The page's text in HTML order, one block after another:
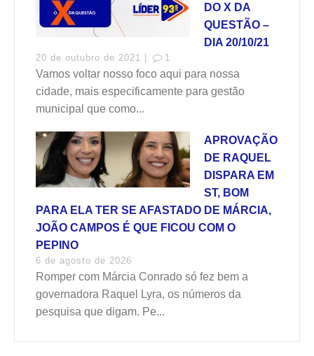
DO X DA
QUESTÃO –
DIA 20/10/21
20 de outubro de 2021 | 1
Vamos voltar nosso foco aqui para nossa
cidade, mais especificamente para gestão
municipal que como...
APROVAÇÃO
DE RAQUEL
DISPARA EM
ST, BOM
PARA ELA TER SE AFASTADO DE MÁRCIA,
JOÃO CAMPOS É QUE FICOU COM O
PEPINO
6 de agosto de 2026
Romper com Márcia Conrado só fez bem a
governadora Raquel Lyra, os números da
pesquisa que digam. Pe...